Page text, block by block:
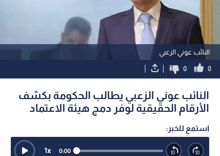
النائب عوني الزعبي
0
0
النائب عوني الزعبي يطالب الحكومة بكشف
الأرقام الحقيقية لوفر دمج هيئة الاعتماد
استمع للخبر:
0:00
1x